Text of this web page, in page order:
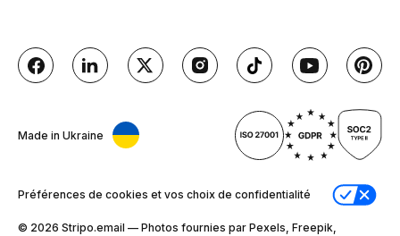
Made in Ukraine
Préférences de cookies et vos choix de confidentialité
© 2026 Stripо.email — Photos fournies par Pexels, Freepik,